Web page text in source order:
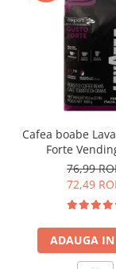
Cafea boabe
Forte
76,99
72,49
ADAUGA IN